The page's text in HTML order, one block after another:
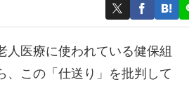
人医療に使われている健保組
、この「仕送り」を批判して